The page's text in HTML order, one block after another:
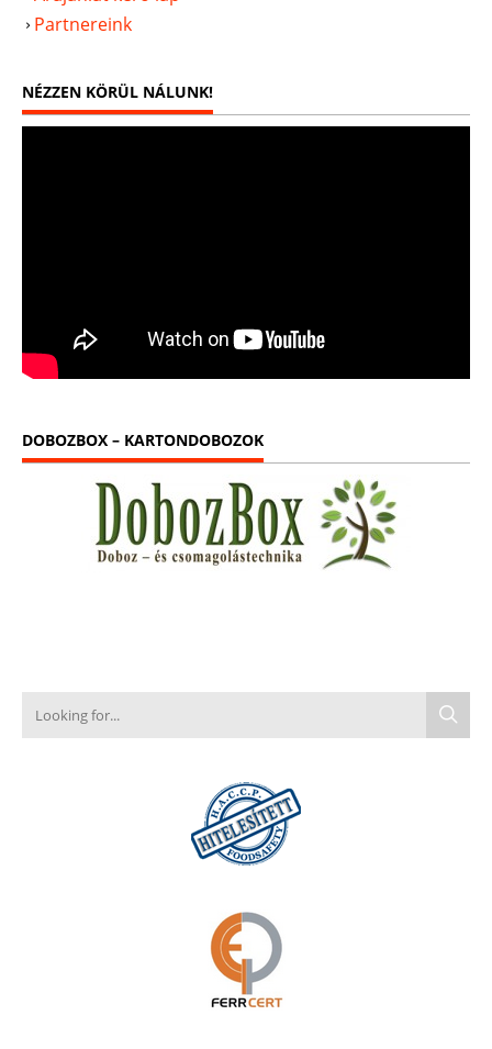
Partnereink
NÉZZEN KÖRÜL NÁLUNK!
DOBOZBOX – KARTONDOBOZOK